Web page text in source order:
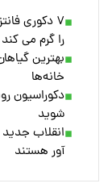
۷ دکوری
را گرم می‌ کند
بهترین
خانه‌ها
دکوراسیون
شوید
آور هستند